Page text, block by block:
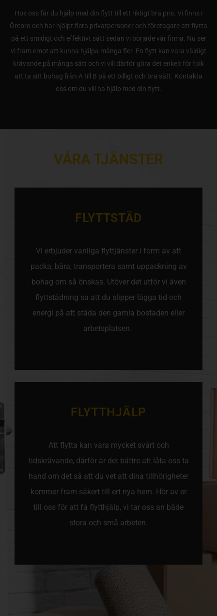
Hos oss får du hjälp med din flytt till ett riktigt bra pris. Vi finns i
Örebro och har hjälpt flera privatpersoner och företagare att flytta
på ett smidigt och effektivt sätt sedan vi började vår firma. Nu ser
vi fram emot att kunna hjälpa många fler. En flytt kan vara väldigt
krävande på många sätt och vi vill därför göra det enkelt för folk
att ta sitt bohag från A till B på ett billigt och bra sätt. Kontakta
oss om du vill ha hjälp med din flytt.
VÅRA TJÄNSTER
FLYTTSTÄD
Vi erbjuder vanliga flyttjänster i form av att
packa, bära, transportera samt uppackning av
bohag om så önskas. Utöver det utför vi även
flyttstädning så att du slipper lägga tid och
energi på att städa den gamla bostaden eller
arbetsplatsen.
FLYTTHJÄLP
Att flytta kan vara mycket svårt och
tidskrävande, därför är det bättre att låta oss ta
hand om det så att du vet att dina tillhörigheter
kommer fram säkert till ert nya hem. Hör av er
till oss för att få flytthjälp, vi tar oss an både
stora och små arbeten.